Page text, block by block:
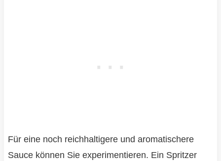
Für eine noch reichhaltigere und aromatischere
Sauce können Sie experimentieren. Ein Spritzer